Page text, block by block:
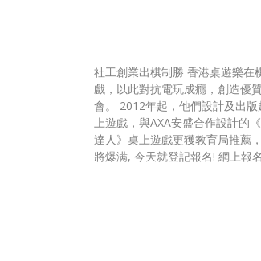
社工創業出棋制勝 香港桌遊樂在
戲，以此對抗電玩成癮，創造優
會。 2012年起，他們設計及出
上遊戲，與AXA安盛合作設計的
達人》桌上遊戲更獲教育局推薦
將爆满, 今天就登記報名! 網上報